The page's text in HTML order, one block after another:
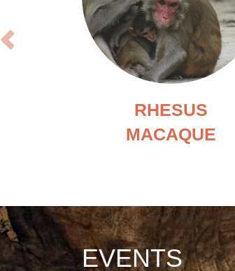
RHESUS
MACAQUE
EVENTS